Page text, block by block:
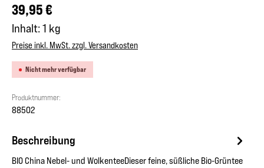
Regulärer Preis:
39,95 €
Inhalt: 1 kg
Preise inkl. MwSt. zzgl. Versandkosten
Nicht mehr verfügbar
Produktnummer:
88502
Beschreibung
BIO China Nebel- und WolkenteeDieser feine, süßliche Bio-Grüntee